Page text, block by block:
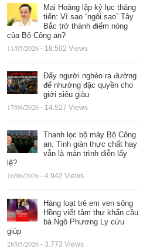
Mai Hoàng lập kỷ lục thăng
tiến: Vì sao “ngôi sao” Tây
Bắc trở thành điểm nóng
của Bộ Công an?
11/05/2026 - 18.502 Views
Đẩy người nghèo ra đường
để nhường đặc quyền cho
giới siêu giàu
17/06/2026 - 14.527 Views
Thanh lọc bộ máy Bộ Công
an: Tinh giản thực chất hay
vẫn là màn trình diễn lấy
lệ?
16/06/2026 - 4.942 Views
Hàng loạt trẻ em ven sông
Hồng viết tâm thư khẩn cầu
bà Ngô Phương Ly cứu
giúp
28/05/2026 - 3.773 Views